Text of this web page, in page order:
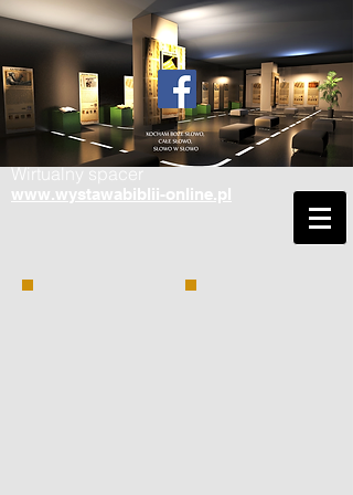
Wirtualny spacer
www.wystawabiblii-online.pl